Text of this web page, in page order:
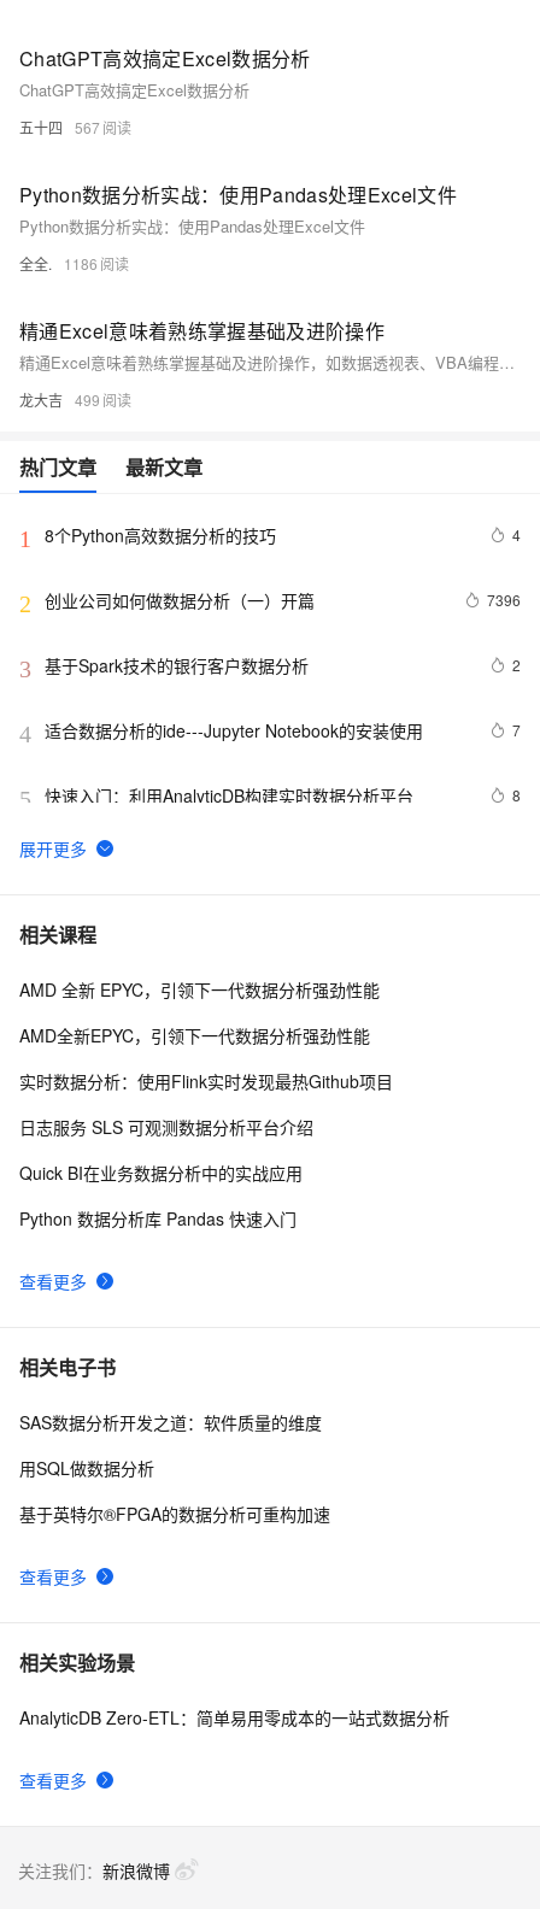
ChatGPT高效搞定Excel数据分析
ChatGPT高效搞定Excel数据分析
五十四 567
Python数据分析实战：使用Pandas处理Excel文件
Python数据分析实战：使用Pandas处理Excel文件
全全. 1186
精通Excel意味着熟练掌握基础及进阶操作
精通Excel意味着熟练掌握基础及进阶操作，如数据透视表、VBA编程和自定义公式。提升效率的技巧包括善用快捷键、自动化重复任务、巧用公式与函数（如SUM和VLOOKUP）、利用数据透视表分析数据、设置条件格式、建立数据库连接、编写自定义函数、创建数据图表、使用模板和进行分组汇总。这些方法能有效提升数据分析和处理能力，优化工作效率。
龙大吉 499
热门文章 最新文章
1 8个Python高效数据分析的技巧 4
2 创业公司如何做数据分析（一）开篇 7396
3 基于Spark技术的银行客户数据分析 2
4 适合数据分析的ide---Jupyter Notebook的安装使用 7
5 快速入门：利用AnalyticDB构建实时数据分析平台 8
6 MySQL中的WITH ROLLUP子句：优化数据分析与汇总
7 机器学习系列(4)_数据分析之Kaggle鸢尾花iris（上）
8 10 个最佳地理空间数据分析 GIS 软件 下
数据分析（上）
10带你读《Apache Doris 案例集》——06 Apache   Doris
相关课程
查看更多
AMD 全新 EPYC，引领下一代数据分析强劲性能
AMD全新EPYC，引领下一代数据分析强劲性能
实时数据分析：使用Flink实时发现最热Github项目
日志服务 SLS 可观测数据分析平台介绍
Quick BI在业务数据分析中的实战应用
Python 数据分析库 Pandas 快速入门
相关电子书
查看更多
SAS数据分析开发之道：软件质量的维度
用SQL做数据分析
基于英特尔®FPGA的数据分析可重构加速
相关实验场景
查看更多
AnalyticDB Zero-ETL：简单易用零成本的一站式数据分析
关注我们： 新浪微博